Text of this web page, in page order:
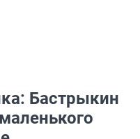
Бастрыкин